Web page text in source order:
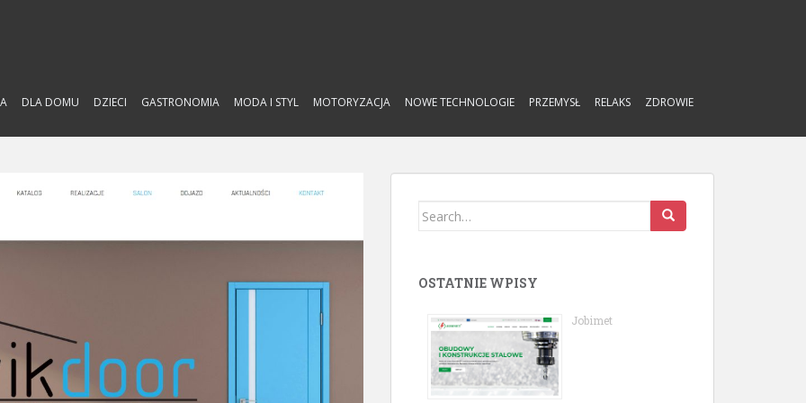
DLA DOMU DZIECI GASTRONOMIA MODA I STYL MOTORYZACJA NOWE TECHNOLOGIE PRZEMYSŁ RELAKS ZDROWIE
Search
OSTATNIE WPISY
Jobimet